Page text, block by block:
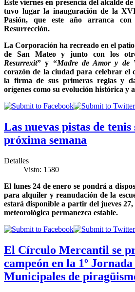
Este viernes en presencia del alcalde
tuvo lugar la inauguración de la
Pasión, que este año arranca
Resurrección.
La Corporación ha recreado en el
de San Mateo y junto con los
Resurrexit” y “Madre de Amor y de
corazón de la ciudad para celebrar el
la firma de sus primeras reglas y
orígenes como su evolución histórica y
Las nuevas pistas de
próxima semana
Detalles
Visto: 1580
El lunes 24 de enero se pondrá a
para alquiler y reanudación de la
estará disponible a partir del jueves
meteorológica permanezca estable.
El Círculo Mercantil se
campeón en la 1º Jornada
Municipales de